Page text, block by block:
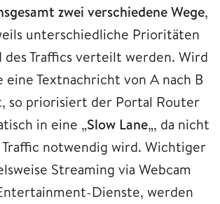
zwei verschiedene Wege,
unterschiedliche Prioritäten
des Traffics verteilt werden. Wird
eine Textnachricht von A nach B
so priorisiert der Portal Router
in eine „Slow Lane„, da nicht
notwendig wird. Wichtiger
Streaming via Webcam
Dienste, werden